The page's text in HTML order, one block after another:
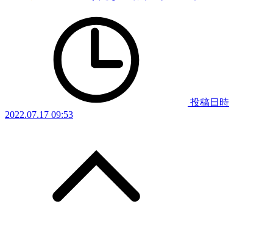
投稿日時
2022.07.17 09:53